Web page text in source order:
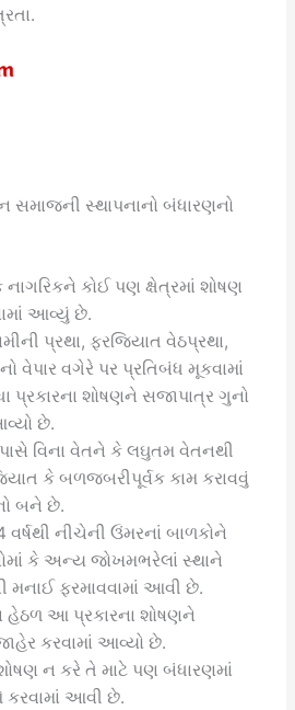
સમાજની સ્થાપનાનો બંધારણનો
નાગરિકને કોઈ પણ ક્ષેત્રમાં શોષણ
આવ્યું છે.
પ્રથા, ફરજિયાત વેઠપ્રથા,
વેપાર વગેરે પર પ્રતિબંધ મૂકવામાં
શોષણને સજાપાત્ર ગુનો
છે.
વિના વેતને કે લઘુતમ વેતનથી
કે બળજબરીપૂર્વક કામ કરાવવું
બને છે.
નીચેની ઉંમરનાં બાળકોને
કે અન્ય જોખમભરેલાં સ્થાને
મનાઈ ફરમાવવામાં આવી છે.
હેઠળ આ પ્રકારના શોષણને
કરવામાં આવ્યો છે.
ન કરે તે માટે પણ બંધારણમાં
આવી છે.